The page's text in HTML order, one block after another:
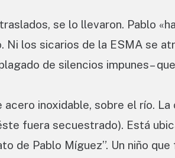
se lo llevaron. Pablo
los sicarios de la ESMA se
de silencios impunes–
inoxidable, sobre el río.
fuera secuestrado). Está
de Pablo Míguez”. Un niño